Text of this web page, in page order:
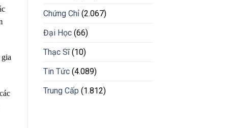
Chứng Chỉ(2.067)
Đại Học(66)
Thạc Sĩ(10)
Tin Tức(4.089)
Trung Cấp (1.812)